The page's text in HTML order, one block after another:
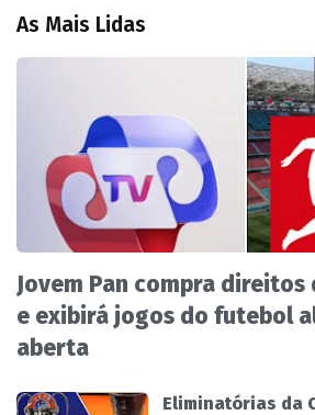
As Mais Lidas
Jovem Pan compra direitos
e exibirá jogos do futebol
aberta
Eliminatórias da